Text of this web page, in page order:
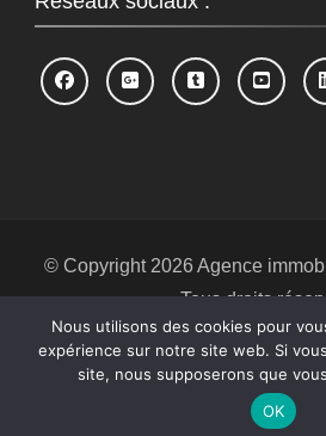
© Copyright 2026 Agence
Tous droits
Blossom Spa |
Themes
.Propulsé par
confidentialité
Nous utilisons des cookies pour
expérience sur notre site web. Si
site, nous supposerons que
OK